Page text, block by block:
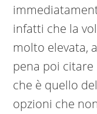
infatti che la
molto elevata,
pena poi citare
che è quello
opzioni che